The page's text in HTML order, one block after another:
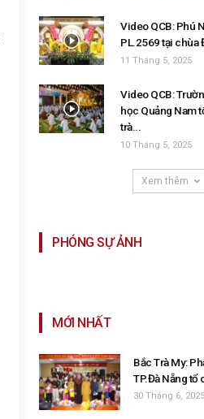
Video QCB: Phú
PL.2569 tại chùa
11 Tháng 5, 2025
Video QCB:
học Quảng Nam
trà...
10 Tháng 5, 2025
Xem thêm
PHÓNG SỰ ẢNH
MỚI NHẤT
Bắc Trà My:
TP.Đà Nẵng tổ
30 Tháng 6, 2025